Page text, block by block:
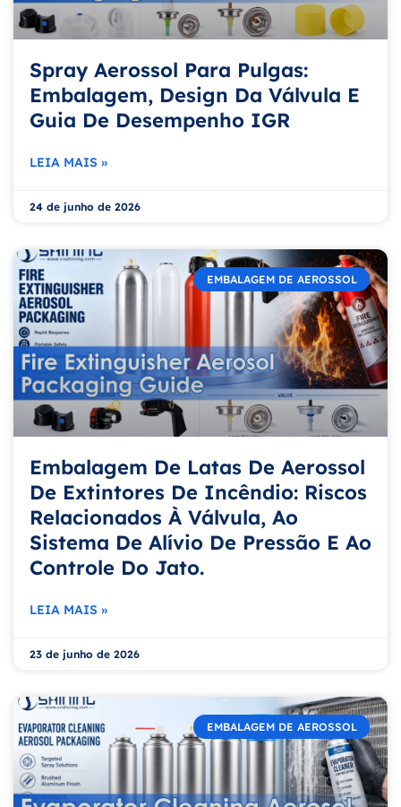
Spray Aerossol Para Pulgas:
Embalagem, Design Da Válvula E
Guia De Desempenho IGR
LEIA MAIS »
24 de junho de 2026
EMBALAGEM DE AEROSSOL
Embalagem De Latas De Aerossol
De Extintores De Incêndio: Riscos
Relacionados À Válvula, Ao
Sistema De Alívio De Pressão E Ao
Controle Do Jato.
LEIA MAIS »
23 de junho de 2026
EMBALAGEM DE AEROSSOL